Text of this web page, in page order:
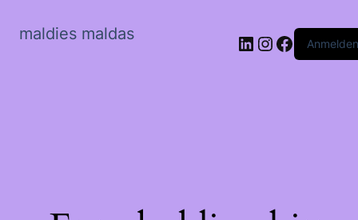
maldies maldas LinkedIn
Instagram
Anmelden